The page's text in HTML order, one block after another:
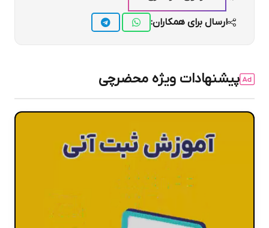
ارسال برای همکاران:
پیشنهادات ویژه محضرچی